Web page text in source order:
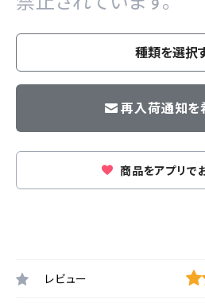
種類を選択
再入荷通知を
商品をアプリで
レビュー